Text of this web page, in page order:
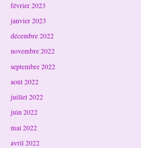
février 2023
janvier 2023
décembre 2022
novembre 2022
septembre 2022
août 2022
juillet 2022
juin 2022
mai 2022
avril 2022